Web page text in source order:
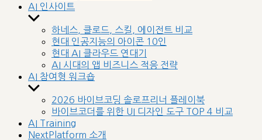
AI 인사이트
Show
sub
menu
하네스, 클로드, 스킬, 에이전트 비교
현대 인공지능의 아이콘 10인
현대 AI 클라우드 연대기
AI 시대의 앱 비즈니스 적응 전략
AI 참여형 워크숍
Show
sub
menu
2026 바이브코딩 솔로프리너 플레이북
바이브코더를 위한 UI 디자인 도구 TOP 4 비교
AI Training
NextPlatform 소개